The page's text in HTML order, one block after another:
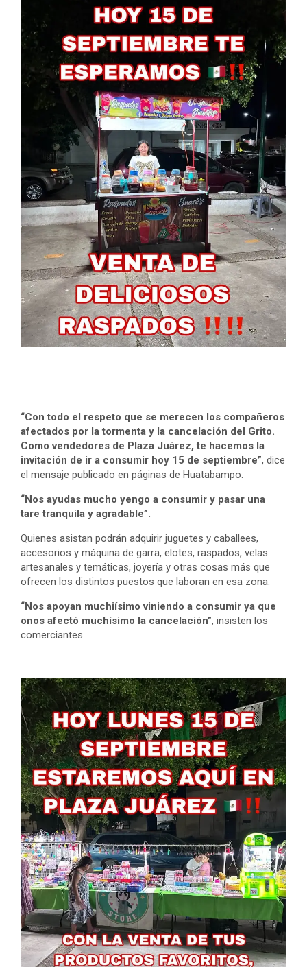
“Con todo el respeto que se merecen los compañeros
afectados por la tormenta y la cancelación del Grito.
Como vendedores de Plaza Juárez, te hacemos la
invitación de ir a consumir hoy 15 de septiembre”, dice
el mensaje publicado en páginas de Huatabampo.
“Nos ayudas mucho yengo a consumir y pasar una
tare tranquila y agradable”.
Quienes asistan podrán adquirir juguetes y caballees,
accesorios y máquina de garra, elotes, raspados, velas
artesanales y temáticas, joyería y otras cosas más que
ofrecen los distintos puestos que laboran en esa zona.
“Nos apoyan muchiísimo viniendo a consumir ya que
onos afectó muchísimo la cancelación”, insisten los
comerciantes.